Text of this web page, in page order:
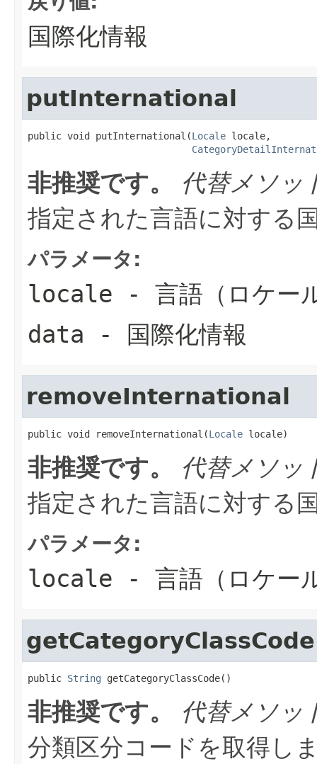
国際化情報
putInternational
public void putInternational(Locale locale,
非推奨です。
代替メソッ
指定された言語に対する
パラメータ:
locale - 言語（ロケー
data - 国際化情報
removeInternational
public void removeInternational(Locale locale)
非推奨です。
代替メソッ
指定された言語に対する
パラメータ:
locale - 言語（ロケー
getCategoryClassCode
public String getCategoryClassCode()
非推奨です。
代替メソッ
分類区分コードを取得し